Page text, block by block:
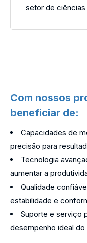
setor de
Com nossos
beneficiar de:
Capacidades de
precisão para
Tecnologia
aumentar a
Qualidade
estabilidade e
Suporte e serviço
desempenho ideal